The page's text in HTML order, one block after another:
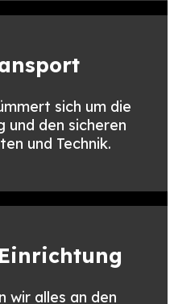
sich um die
und den sicheren
und Technik.
wir alles an den